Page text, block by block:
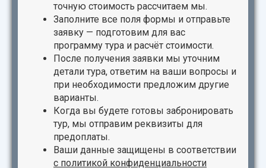
точную стоимость рассчитаем мы.
Заполните все поля формы и отправьте
заявку — подготовим для вас
программу тура и расчёт стоимости.
После получения заявки мы уточним
детали тура, ответим на ваши вопросы и
при необходимости предложим другие
варианты.
Когда вы будете готовы забронировать
тур, мы отправим реквизиты для
предоплаты.
Ваши данные защищены в соответствии
с политикой конфиденциальности